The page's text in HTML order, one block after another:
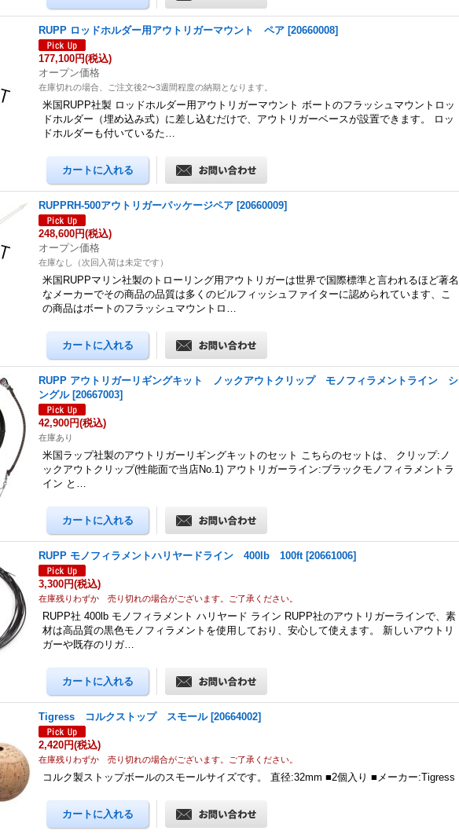
RUPP ロッドホルダー用アウトリガーマウント ペア [20660008]
177,100円(税込)
オープン価格
在庫切れの場合、ご注文後2〜3週間程度の納期となります。
米国RUPP社製 ロッドホルダー用アウトリガーマウント ボートのフラッシュマウントロッ
ドホルダー（埋め込み式）に差し込むだけで、アウトリガーベースが設置できます。 ロッ
ドホルダーも付いているた…
RUPPRH-500アウトリガーパッケージペア [20660009]
248,600円(税込)
オープン価格
在庫なし（次回入荷は未定です）
米国RUPPマリン社製のトローリング用アウトリガーは世界で国際標準と言われるほど著名
なメーカーでその商品の品質は多くのビルフィッシュファイターに認められています、こ
の商品はボートのフラッシュマウントロ…
RUPP アウトリガーリギングキット ノックアウトクリップ モノフィラメントライン シ
ングル [20667003]
42,900円(税込)
在庫あり
米国ラップ社製のアウトリガーリギングキットのセット こちらのセットは、 クリップ:ノ
ックアウトクリップ(性能面で当店No.1) アウトリガーライン:ブラックモノフィラメントラ
イン と…
RUPP モノフィラメントハリヤードライン 400lb 100ft [20661006]
3,300円(税込)
在庫残りわずか 売り切れの場合がございます。ご了承ください。
RUPP社 400lb モノフィラメント ハリヤード ライン RUPP社のアウトリガーラインで、素
材は高品質の黒色モノフィラメントを使用しており、安心して使えます。 新しいアウトリ
ガーや既存のリガ…
Tigress コルクストップ スモール [20664002]
2,420円(税込)
在庫残りわずか 売り切れの場合がございます。ご了承ください。
コルク製ストップボールのスモールサイズです。 直径:32mm ■2個入り ■メーカー:Tigress